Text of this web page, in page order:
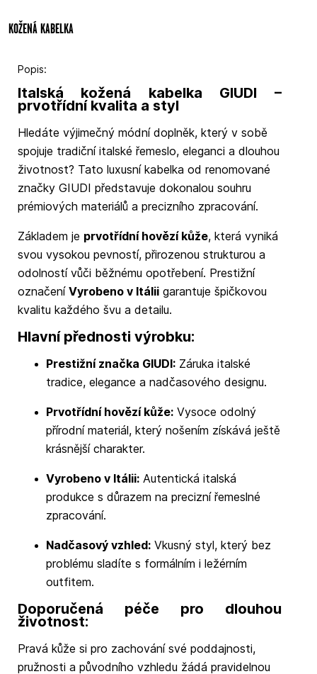
KOŽENÁ KABELKA
Popis:
Italská kožená kabelka GIUDI –
prvotřídní kvalita a styl
Hledáte výjimečný módní doplněk, který v sobě
spojuje tradiční italské řemeslo, eleganci a dlouhou
životnost? Tato luxusní kabelka od renomované
značky GIUDI představuje dokonalou souhru
prémiových materiálů a precizního zpracování.
Základem je prvotřídní hovězí kůže, která vyniká
svou vysokou pevností, přirozenou strukturou a
odolností vůči běžnému opotřebení. Prestižní
označení Vyrobeno v Itáliigarantuje špičkovou
kvalitu každého švu a detailu.
Hlavní přednosti výrobku:
Prestižní značka GIUDI:Záruka italské
tradice, elegance a nadčasového designu.
Prvotřídní hovězí kůže:Vysoce odolný
přírodní materiál, který nošením získává ještě
krásnější charakter.
Vyrobeno v Itálii:Autentická italská
produkce s důrazem na precizní řemeslné
zpracování.
Nadčasový vzhled:Vkusný styl, který bez
problému sladíte s formálním i ležérním
outfitem.
Doporučená péče pro dlouhou
životnost:
Pravá kůže si pro zachování své poddajnosti,
pružnosti a původního vzhledu žádá pravidelnou